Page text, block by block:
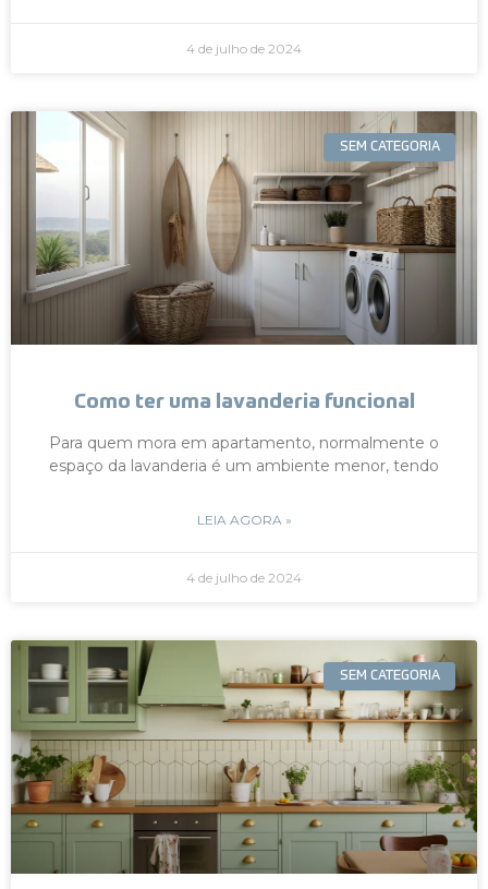
4 de julho de 2024
SEM CATEGORIA
Como ter uma lavanderia funcional
Para quem mora em apartamento, normalmente o
espaço da lavanderia é um ambiente menor, tendo
LEIA AGORA »
4 de julho de 2024
SEM CATEGORIA